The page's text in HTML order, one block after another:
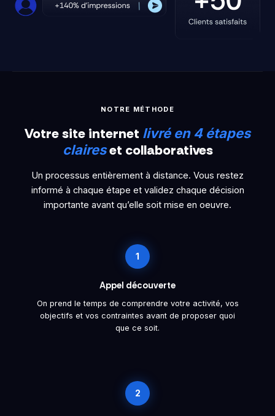
NOTRE MÉTHODE
Votre site internet livré en 4 étapes
claireset collaboratives
Un processus entièrement à distance. Vous restez
informé à chaque étape et validez chaque décision
importante avant qu’elle soit mise en oeuvre.
1
Appel découverte
On prend le temps de comprendre votre activité, vos
objectifs et vos contraintes avant de proposer quoi
que ce soit.
2